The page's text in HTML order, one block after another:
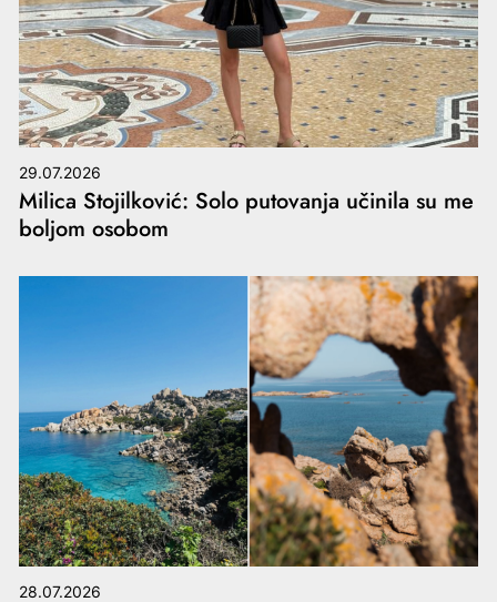
29.07.2026
Milica Stojilković: Solo putovanja učinila su me
boljom osobom
28.07.2026